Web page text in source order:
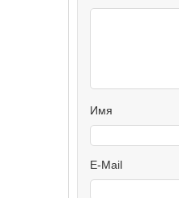
Имя
E-Mail